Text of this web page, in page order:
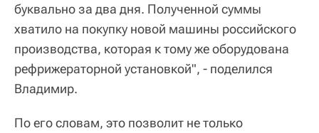
буквально за два дня. Полученной суммы
хватило на покупку новой машины российского
производства, которая к тому же оборудована
рефрижераторной установкой", - поделился
Владимир.
По его словам, это позволит не только